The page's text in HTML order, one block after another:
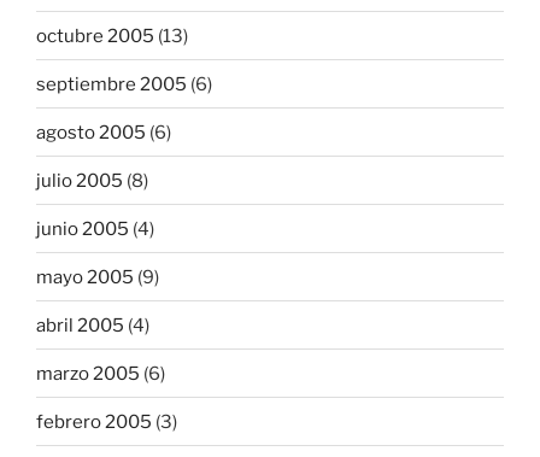
octubre 2005 (13)
septiembre 2005 (6)
agosto 2005 (6)
julio 2005 (8)
junio 2005 (4)
mayo 2005 (9)
abril 2005 (4)
marzo 2005 (6)
febrero 2005 (3)